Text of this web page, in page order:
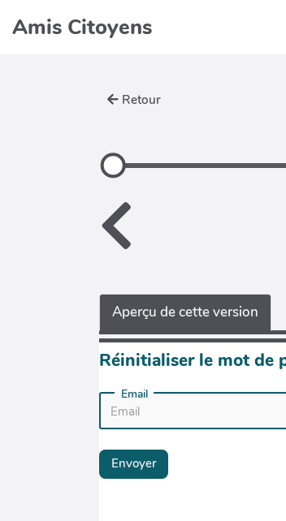
Amis Citoyens
Retour
Aperçu de cette version